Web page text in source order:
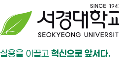
실용을 이끌고 혁신으로 앞서다.